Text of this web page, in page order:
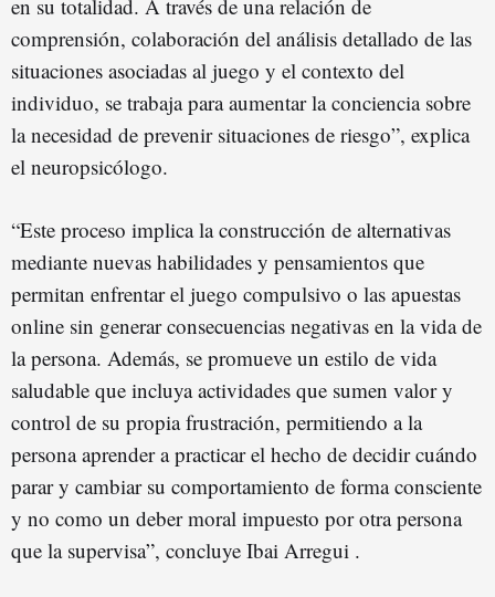
en su totalidad. A través de una relación de
comprensión, colaboración del análisis detallado de las
situaciones asociadas al juego y el contexto del
individuo, se trabaja para aumentar la conciencia sobre
la necesidad de prevenir situaciones de riesgo”, explica
el neuropsicólogo.
“Este proceso implica la construcción de alternativas
mediante nuevas habilidades y pensamientos que
permitan enfrentar el juego compulsivo o las apuestas
online sin generar consecuencias negativas en la vida de
la persona. Además, se promueve un estilo de vida
saludable que incluya actividades que sumen valor y
control de su propia frustración, permitiendo a la
persona aprender a practicar el hecho de decidir cuándo
parar y cambiar su comportamiento de forma consciente
y no como un deber moral impuesto por otra persona
que la supervisa”, concluye Ibai Arregui .